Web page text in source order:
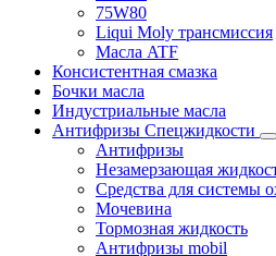
75W80
Liqui Moly трансмиссия
Масла ATF
Консистентная смазка
Бочки масла
Индустриальные масла
Антифризы Спецжидкости
Антифризы
Незамерзающая
Средства для системы
Мочевина
Тормозная жидкость
Антифризы mobil